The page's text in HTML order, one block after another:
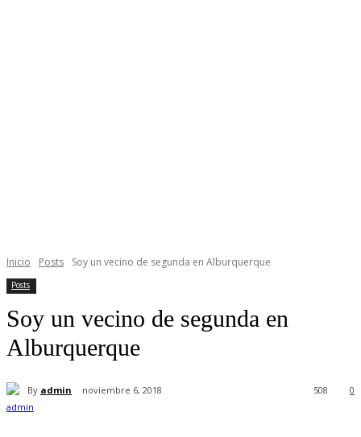
Inicio Posts Soy un vecino de segunda en Alburquerque
Posts
Soy un vecino de segunda en
Alburquerque
By admin noviembre 6, 2018 0
508